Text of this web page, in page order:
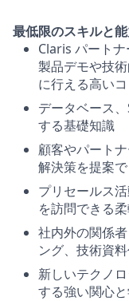
最低限のスキルと
Claris パートナ
製品デモや技
に行える高い
データベース
する基礎知識
顧客やパート
解決策を提案
プリセールス
を訪問できる
社内外の関係
ング、技術資
新しいテクノ
する強い関心